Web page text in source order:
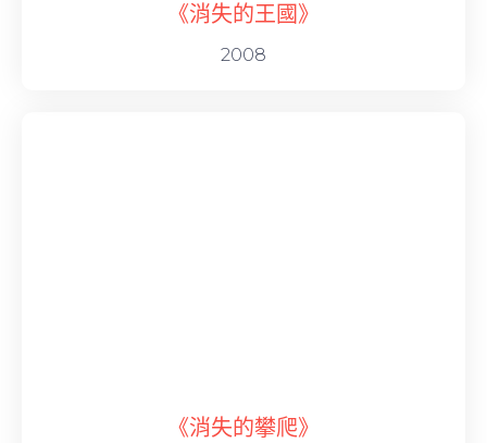
《消失的王國》
2008
《消失的攀爬》